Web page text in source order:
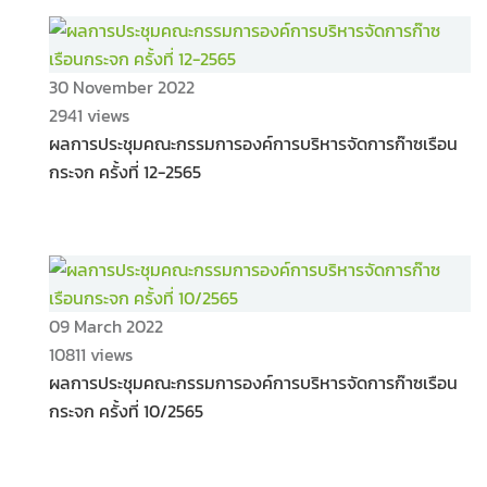
30 November 2022
2941 views
ผลการประชุมคณะกรรมการองค์การบริหารจัดการก๊าซเรือน
กระจก ครั้งที่ 12-2565
09 March 2022
10811 views
ผลการประชุมคณะกรรมการองค์การบริหารจัดการก๊าซเรือน
กระจก ครั้งที่ 10/2565